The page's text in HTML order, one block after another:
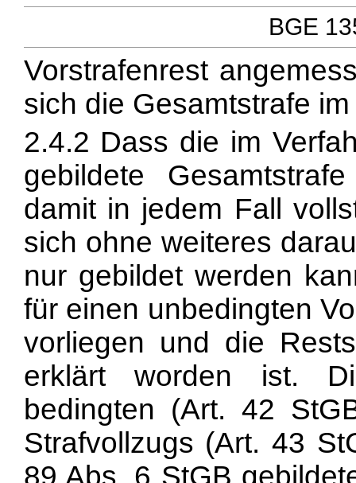
BGE
Vorstrafenrest
sich die Gesamtstrafe
2.4.2 Dass die im
gebildete
damit in jedem Fall
sich ohne weiteres
nur gebildet werden
für einen unbedingten
vorliegen und die
erklärt worden ist.
bedingten (Art. 42
Strafvollzugs (Art. 43
89 Abs. 6 StGB